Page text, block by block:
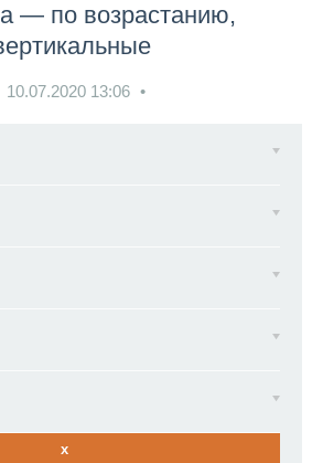
— по возрастанию,
10.07.2020 13:06
x